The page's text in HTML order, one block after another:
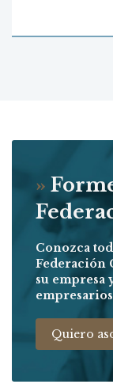
»
Conozca
Federación
su empresa
Quiero